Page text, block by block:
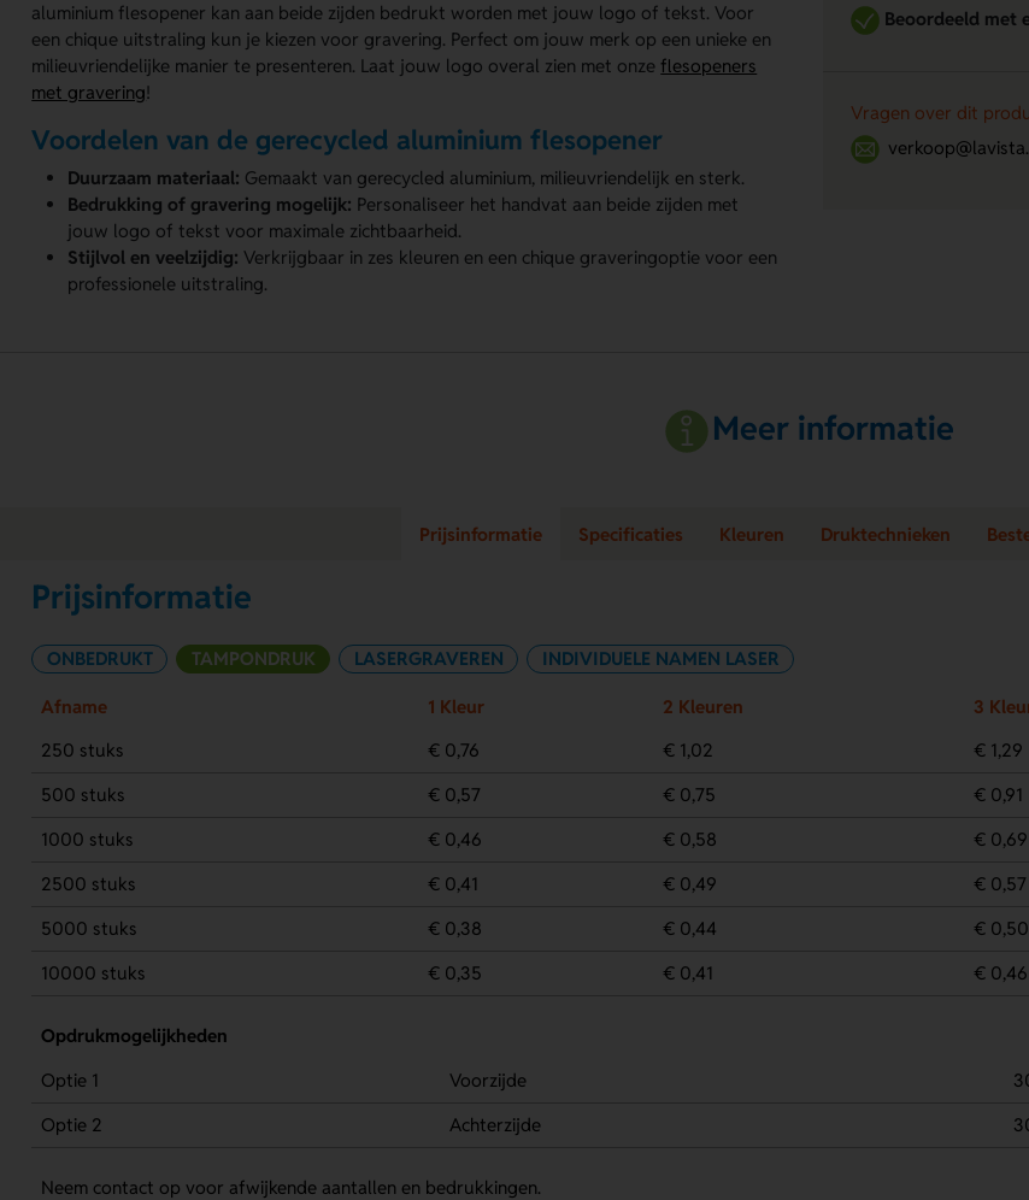
aluminium flesopener kan aan beide zijden bedrukt worden met jouw logo of tekst. Voor
een chique uitstraling kun je kiezen voor gravering. Perfect om jouw merk op een unieke en
milieuvriendelijke manier te presenteren. Laat jouw logo overal zien met onze flesopeners
met gravering!
Voordelen van de gerecycled aluminium flesopener
Duurzaam materiaal: Gemaakt van gerecycled aluminium, milieuvriendelijk en sterk.
Bedrukking of gravering mogelijk: Personaliseer het handvat aan beide zijden met
jouw logo of tekst voor maximale zichtbaarheid.
Stijlvol en veelzijdig: Verkrijgbaar in zes kleuren en een chique graveringoptie voor een
professionele uitstraling.
Beoordeeld met
Vragen over dit
Meer informatie
Prijsinformatie Specificaties Kleuren Druktechnieken
Prijsinformatie
ONBEDRUKT TAMPONDRUK LASERGRAVEREN INDIVIDUELE NAMEN LASER
Afname 1 Kleur 2 Kleuren 3
250 stuks
€ 0,76 € 1,02 € 1,29
500 stuks
€ 0,57 € 0,75 € 0,91
1000 stuks
€ 0,46 € 0,58 € 0,69
2500 stuks
€ 0,41 € 0,49 € 0,57
5000 stuks
€ 0,38 € 0,44 € 0,50
10000 stuks
€ 0,35 € 0,41 € 0,46
Opdrukmogelijkheden
Optie 1
Voorzijde
Optie 2
Achterzijde
Neem contact op voor afwijkende aantallen en bedrukkingen.